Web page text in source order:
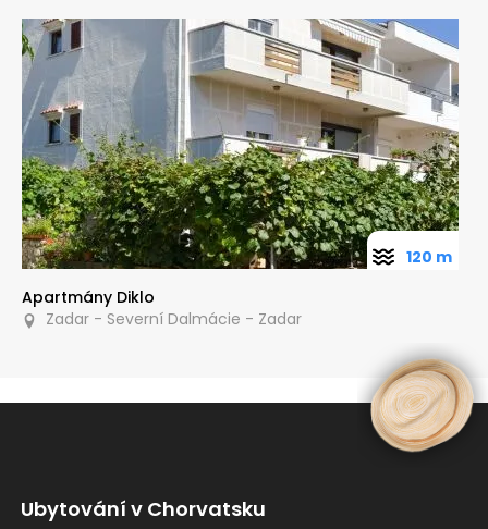
Apartmány Diklo
Zadar - Severní Dalmácie - Zadar
120 m
Ubytování v Chorvatsku